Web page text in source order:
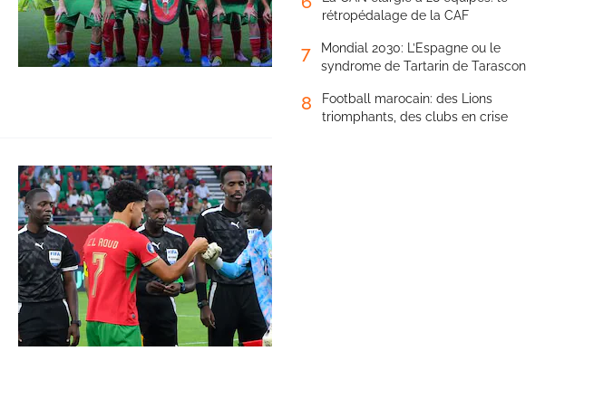
rétropédalage de la CAF
7
Mondial 2030: L’Espagne ou le
syndrome de Tartarin de Tarascon
8
Football marocain: des Lions
triomphants, des clubs en crise